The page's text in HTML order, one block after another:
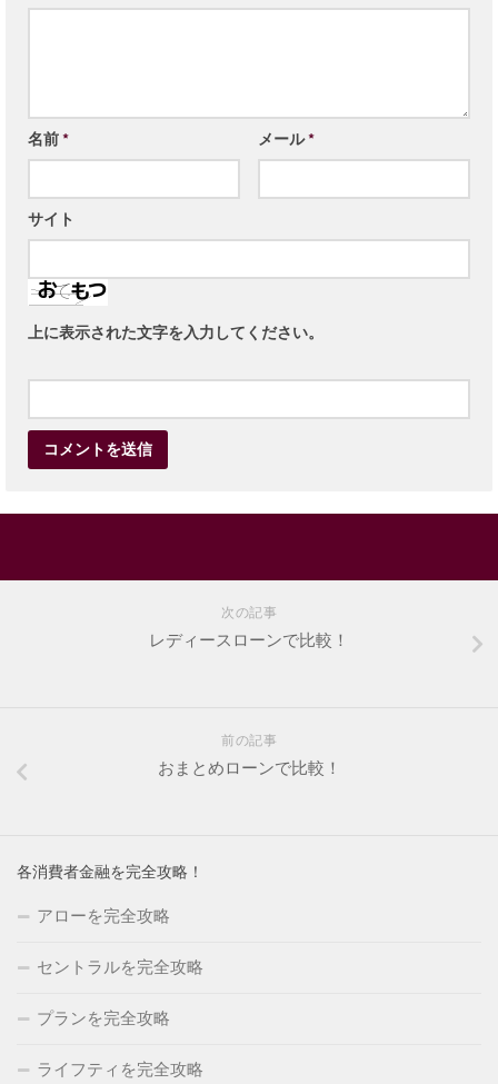
名前* メール*
サイト
上に表示された文字を入力してください。
次の記事
レディースローンで比較！
前の記事
おまとめローンで比較！
各消費者金融を完全攻略！
アローを完全攻略
セントラルを完全攻略
プランを完全攻略
ライフティを完全攻略